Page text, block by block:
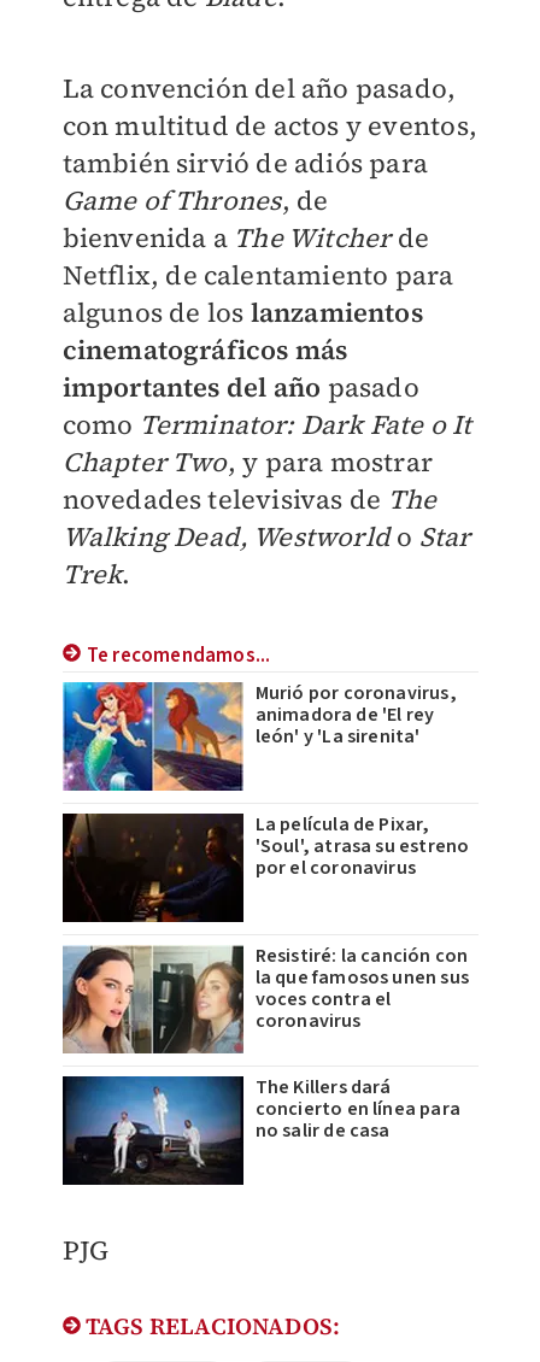
La convención del año pasado,
con multitud de actos y eventos,
también sirvió de adiós para
Game of Thrones, de
bienvenida a The Witcherde
Netflix, de calentamiento para
algunos de los lanzamientos
cinematográficos más
importantes del año pasado
como Terminator: Dark Fate o It
Chapter Two, y para mostrar
novedades televisivas de The
Walking Dead, Westworldo Star
Trek.
Te recomendamos...
Murió por coronavirus,
animadora de 'El rey
león' y 'La sirenita'
La película de Pixar,
'Soul', atrasa su estreno
por el coronavirus
Resistiré: la canción con
la que famosos unen sus
voces contra el
coronavirus
The Killers dará
concierto en línea para
no salir de casa
PJG
TAGS RELACIONADOS: